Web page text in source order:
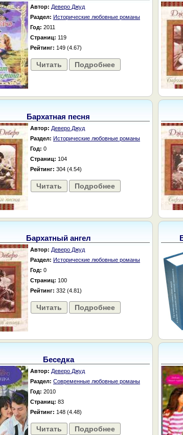
Автор: Деверо Джуд
Раздел: Исторические любовные романы
Год: 2011
Страниц: 119
Рейтинг: 149 (4.67)
Читать Подробнее
Бархатная песня
Автор: Деверо Джуд
Раздел: Исторические любовные романы
Год: 0
Страниц: 104
Рейтинг: 304 (4.54)
Читать Подробнее
Бархатный ангел
Автор: Деверо Джуд
Раздел: Исторические любовные романы
Год: 0
Страниц: 100
Рейтинг: 332 (4.81)
Читать Подробнее
Беседка
Автор: Деверо Джуд
Раздел: Современные любовные романы
Год: 2010
Страниц: 83
Рейтинг: 148 (4.48)
Читать Подробнее